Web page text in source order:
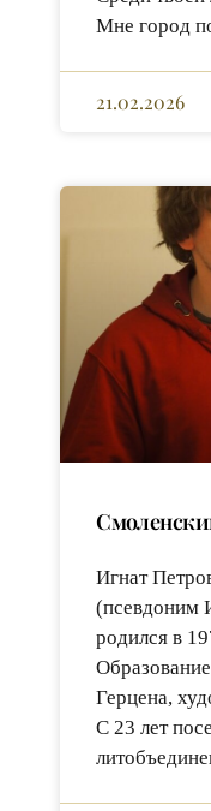
Мне город
21.02.2026
Игнат
(псевдоним
родился в
Герцена,
С 23 лет